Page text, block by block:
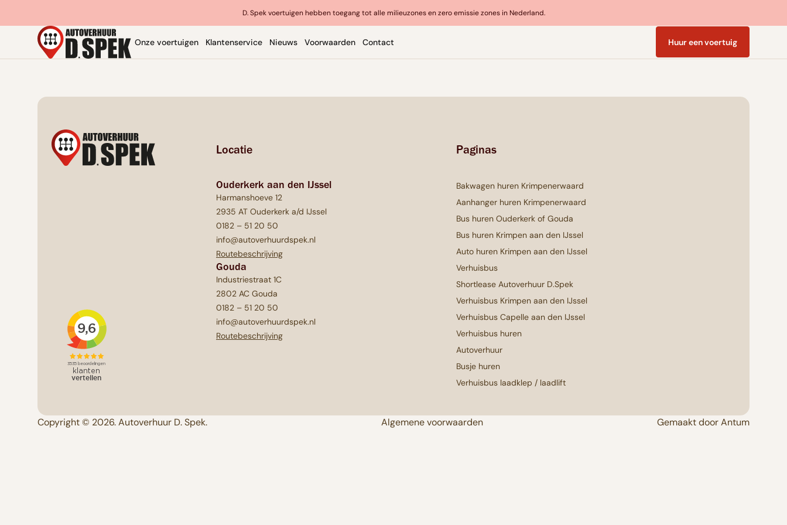
D. Spek voertuigen hebben toegang tot alle milieuzones en zero emissie zones in Nederland.
Onze voertuigen Klantenservice Nieuws Voorwaarden Contact Huur een voertuig
Locatie
Ouderkerk aan den IJssel
Harmanshoeve 12
2935 AT Ouderkerk a/d IJssel
0182 – 51 20 50
info@autoverhuurdspek.nl
Routebeschrijving
Gouda
Industriestraat 1C
2802 AC Gouda
0182 – 51 20 50
info@autoverhuurdspek.nl
Routebeschrijving
Paginas
Bakwagen huren Krimpenerwaard
Aanhanger huren Krimpenerwaard
Bus huren Ouderkerk of Gouda
Bus huren Krimpen aan den IJssel
Auto huren Krimpen aan den IJssel
Verhuisbus
Shortlease Autoverhuur D.Spek
Verhuisbus Krimpen aan den IJssel
Verhuisbus Capelle aan den IJssel
Verhuisbus huren
Autoverhuur
Busje huren
Verhuisbus laadklep / laadlift
Copyright © 2026. Autoverhuur D. Spek. Algemene voorwaarden Gemaakt door Antum